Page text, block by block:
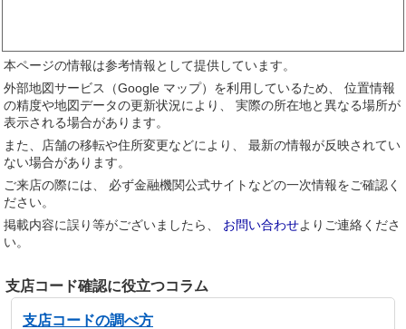
本ページの情報は参考情報として提供しています。
外部地図サービス（Google マップ）を利用しているため、 位置情報
の精度や地図データの更新状況により、 実際の所在地と異なる場所が
表示される場合があります。
また、店舗の移転や住所変更などにより、 最新の情報が反映されてい
ない場合があります。
ご来店の際には、 必ず金融機関公式サイトなどの一次情報をご確認く
ださい。
掲載内容に誤り等がございましたら、 お問い合わせよりご連絡くださ
い。
支店コード確認に役立つコラム
支店コードの調べ方